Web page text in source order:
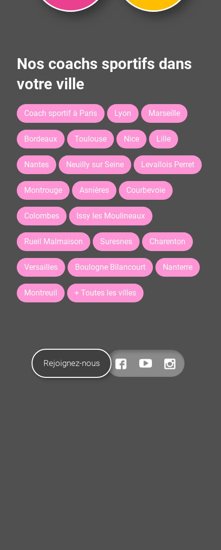
Nos coachs sportifs dans
votre ville
Coach sportif à Paris Lyon Marseille
Bordeaux Toulouse Nice Lille
Nantes Neuilly sur Seine Levallois Perret
Montrouge Asnières Courbevoie
Colombes Issy les Moulineaux
Rueil Malmaison Suresnes Charenton
Versailles Boulogne Bilancourt Nanterre
Montreuil + Toutes les villes
Rejoignez-nous